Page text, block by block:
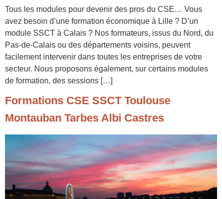
Tous les modules pour devenir des pros du CSE… Vous
avez besoin d’une formation économique à Lille ? D’un
module SSCT à Calais ? Nos formateurs, issus du Nord, du
Pas-de-Calais ou des départements voisins, peuvent
facilement intervenir dans toutes les entreprises de votre
secteur. Nous proposons également, sur certains modules
de formation, des sessions […]
Formations CSE SSCT Toulouse
Montauban Tarbes Albi Castres